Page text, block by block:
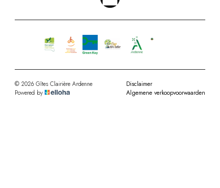
© 2026 Gîtes Clairière Ardenne
Powered by
Disclaimer
Algemene verkoopvoorwaarden